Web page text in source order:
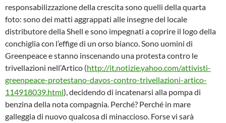
responsabilizzazione della crescita sono quelli della quarta
foto: sono dei matti aggrappati alle insegne del locale
distributore della Shell e sono impegnati a coprire il logo della
conchiglia con l’effige di un orso bianco. Sono uomini di
Greenpeace e stanno inscenando una protesta contro le
trivellazioni nell’Artico (http://it.notizie.yahoo.com/attivisti-
greenpeace-protestano-davos-contro-trivellazioni-artico-
114918039.html), decidendo di incatenarsi alla pompa di
benzina della nota compagnia. Perché? Perché in mare
galleggia di nuovo qualcosa di minaccioso. Forse vi sarà